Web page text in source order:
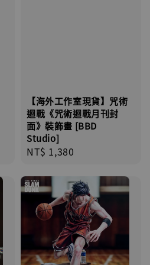
【海外工作室現貨】咒術
迴戰《咒術迴戰月刊封
面》裝飾畫 [BBD
Studio]
Regular
NT$ 1,380